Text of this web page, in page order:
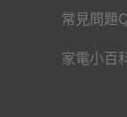
常見問題
家電小百